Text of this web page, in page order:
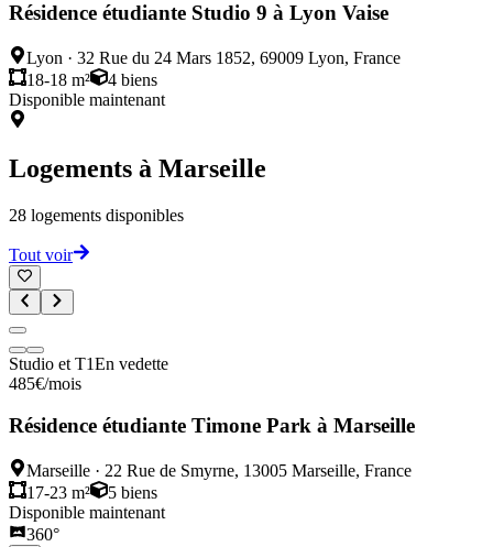
Résidence étudiante Studio 9 à Lyon Vaise
Lyon · 32 Rue du 24 Mars 1852, 69009 Lyon, France
18-18 m²
4 biens
Disponible maintenant
Logements à Marseille
28 logements disponibles
Tout voir
Studio et T1En vedette
485€/mois
Résidence étudiante Timone Park à Marseille
Marseille · 22 Rue de Smyrne, 13005 Marseille, France
17-23 m²
5 biens
Disponible maintenant
360°